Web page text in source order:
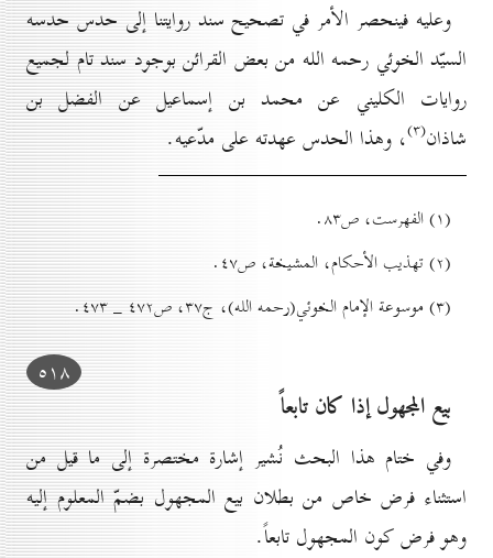
وعليه فينحصر الأمر في تصحيح سند روايتنا إلى حدس حدسه
السيّد الخوئي رحمه الله من بعض القرائن بوجود سند تام لجميع
روايات الكليني عن محمد بن إسماعيل عن الفضل بن
شاذان(۳) ، وهذا الحدس عهدته على مدّعيه.
(۱) الفهرست، ص۸۳.
(۲) تهذيب الأحکام، المشيخة، ص٤۷.
(۳) موسوعة الإمام الخوئي(رحمه الله)، ج۳۷، ص٤۷۲ _ ٤۷۳.
٥۱۸
بیع المجهول إذا کان تابعاً
وفي ختام هذا البحث نُشير إشارة مختصرة إلى ما قيل من
استثناء فرض خاص من بطلان بيع المجهول بضمّ المعلوم إليه
وهو فرض كون المجهول تابعاً.